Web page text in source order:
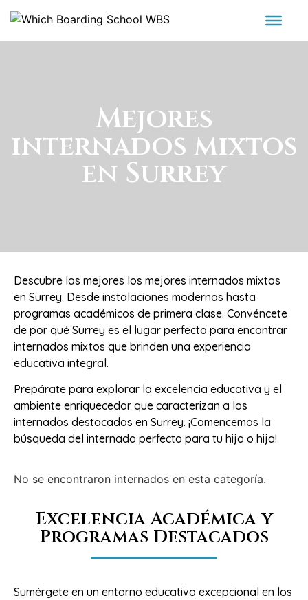
Mejores
internados mixtos
en Surrey
Descubre las mejores los mejores internados mixtos
en Surrey. Desde instalaciones modernas hasta
programas académicos de primera clase. Convéncete
de por qué Surrey es el lugar perfecto para encontrar
internados mixtos que brinden una experiencia
educativa integral.
Prepárate para explorar la excelencia educativa y el
ambiente enriquecedor que caracterizan a los
internados destacados en Surrey. ¡Comencemos la
búsqueda del internado perfecto para tu hijo o hija!
No se encontraron internados en esta categoría.
Excelencia Académica y
Programas Destacados
Sumérgete en un entorno educativo excepcional en los